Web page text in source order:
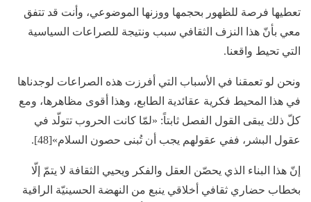
تعطيها فرصة للظهور بحجمها ووزنها الموضوعي، وأنت قد تتفق
معي بأنّ هذا النزف الثقافي سبب ونتيجة للصراعات السياسية
التي تحيط واقعنا.
ونحن لو تعمقنا في الأسباب التي أفرزت هذه الصراعات لوجدناها
في هذا المحيط فكرية عقائدية الطابع، وهذا أقوى مظاهرها، ومع
كلّ ذلك يبقى القول الفصل ثابتاً: «لمّا كانت الحروب تتولّد في
عقول البشر، ففي عقولهم يجب أن تُبنى حصون السلام»[48].
إنّ هذا البناء الذي يحصّن العقل والفكر ويحيي الثقافة لا يتمّ إلّا
بخطاب حضاري ثقافي أخلاقي ينبع من النهضة الحسينيّة الراقية